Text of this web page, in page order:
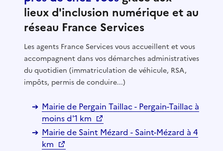
lieux d'inclusion numérique et au
réseau France Services
Les agents France Services vous accueillent et vous
accompagnent dans vos démarches administratives
du quotidien (immatriculation de véhicule, RSA,
impôts, permis de conduire...)
Mairie de Pergain Taillac - Pergain-Taillac à
moins d'1 km
Mairie de Saint Mézard - Saint-Mézard à 4
km